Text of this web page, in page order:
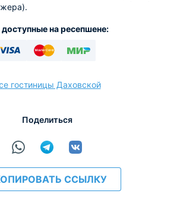
на ресепшене:
гостиницы Даховской
Поделиться
ССЫЛКУ